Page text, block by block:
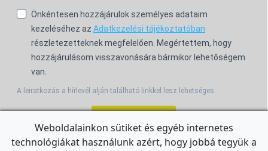
Önkéntesen hozzájárulok személyes adataim
kezeléséhez az Adatkezelési tájékoztatóban
részletezetteknek megfelelően. Megértettem, hogy
hozzájárulásom visszavonására bármikor lehetőségem
van.
A leiratkozás a hírlevél alján található linkkel lesz lehetséges.
Weboldalainkon sütiket és egyéb internetes
technológiákat használunk azért, hogy jobbá tegyük a